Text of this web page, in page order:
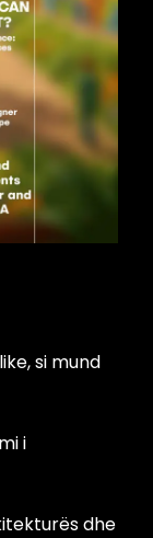
si mund
i
dhe